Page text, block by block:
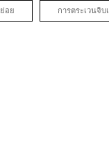
อย การตระเวนจิบ